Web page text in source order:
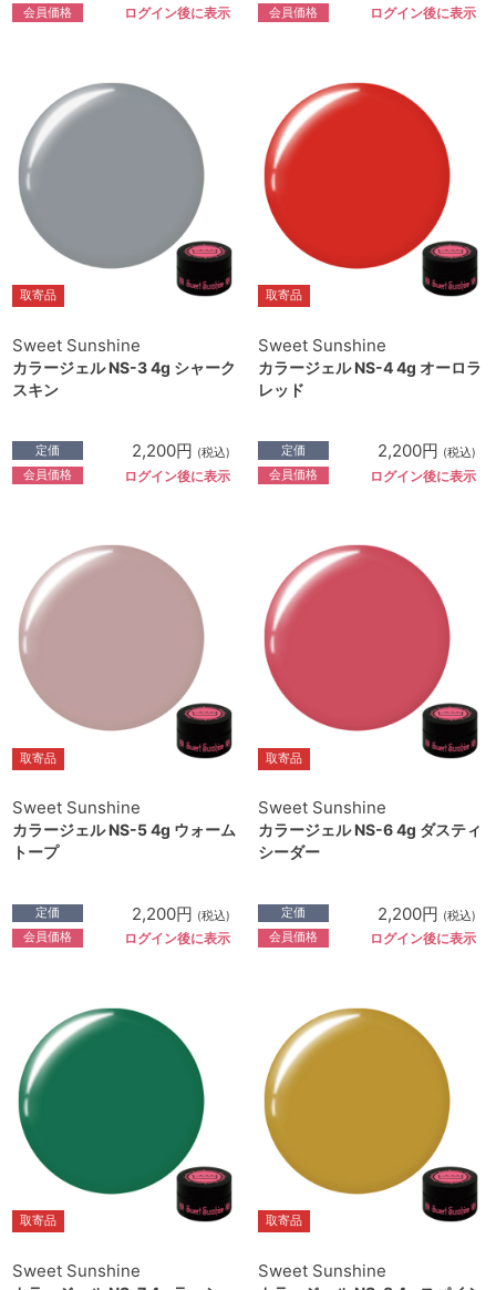
会員価格 ログイン後に表示 会員価格 ログイン後に表示
取寄品
Sweet Sunshine
カラージェル NS-3 4g シャーク
スキン
定価 2,200円 (税込)
会員価格 ログイン後に表示
取寄品
Sweet Sunshine
カラージェル NS-4 4g オーロラ
レッド
定価 2,200円 (税込)
会員価格 ログイン後に表示
取寄品
Sweet Sunshine
カラージェル NS-5 4g ウォーム
トープ
定価 2,200円 (税込)
会員価格 ログイン後に表示
取寄品
Sweet Sunshine
カラージェル NS-6 4g ダスティ
シーダー
定価 2,200円 (税込)
会員価格 ログイン後に表示
取寄品
Sweet Sunshine
取寄品
Sweet Sunshine